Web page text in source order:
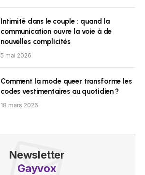
Intimité dans le couple : quand la
communication ouvre la voie à de
nouvelles complicités
5 mai 2026
Comment la mode queer transforme les
codes vestimentaires au quotidien ?
18 mars 2026
Newsletter
Gayvox